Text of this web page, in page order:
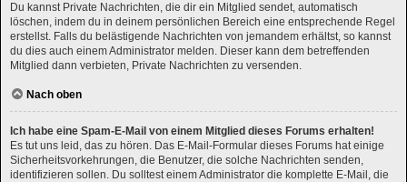
Du kannst Private Nachrichten, die dir ein Mitglied sendet, automatisch
löschen, indem du in deinem persönlichen Bereich eine entsprechende Regel
erstellst. Falls du belästigende Nachrichten von jemandem erhältst, so kannst
du dies auch einem Administrator melden. Dieser kann dem betreffenden
Mitglied dann verbieten, Private Nachrichten zu versenden.
Nach oben
Ich habe eine Spam-E-Mail von einem Mitglied dieses Forums erhalten!
Es tut uns leid, das zu hören. Das E-Mail-Formular dieses Forums hat einige
Sicherheitsvorkehrungen, die Benutzer, die solche Nachrichten senden,
identifizieren sollen. Du solltest einem Administrator die komplette E-Mail, die